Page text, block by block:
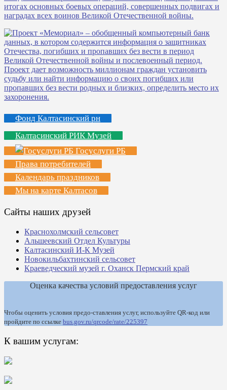
Фонд Калтасинский рн
Калтасинский РИК Музей
Госуслуги РБ
Права потребителей
Календарь праздников
Мы на карте Калтасов
Сайты наших друзей
Краснохолмский сельсовет
Альшеевский Отдел Культуры
Калтасинский И-К Музей
Новокильбахтинский сельсовет
Краеведческий музей г. Оханск Пермский край
Оценка качества условий предоставления услуг
Чтобы оценить условия предо-ставления услуг, используйте QR-код или
пройдите по ссылке bus.gov.ru/qrcode/rate/225397
К вашим услугам: